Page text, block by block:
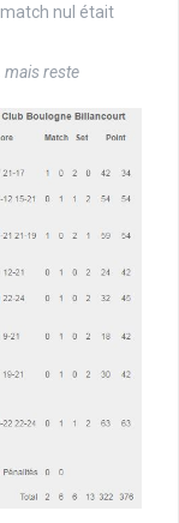
match nul était
mais reste